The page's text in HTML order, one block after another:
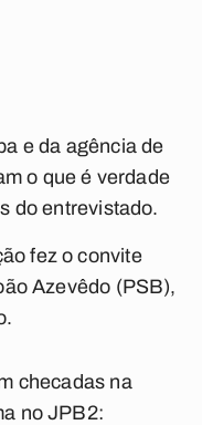
e da agência de
o que é verdade
do entrevistado.
fez o convite
Azevêdo (PSB),
checadas na
no JPB2: